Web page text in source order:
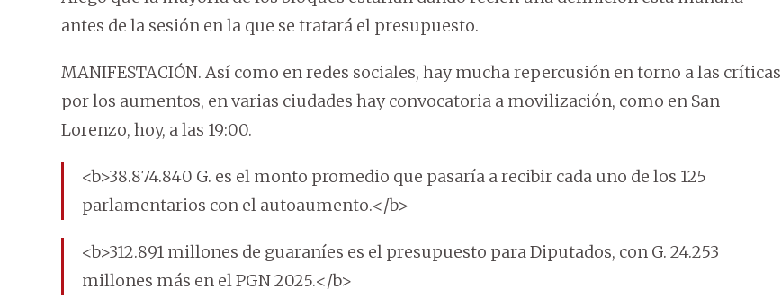
antes de la sesión en la que se tratará el presupuesto.
MANIFESTACIÓN. Así como en redes sociales, hay mucha repercusión en torno a las críticas
por los aumentos, en varias ciudades hay convocatoria a movilización, como en San
Lorenzo, hoy, a las 19:00.
<b>38.874.840 G. es el monto promedio que pasaría a recibir cada uno de los 125
parlamentarios con el autoaumento.</b>
<b>312.891 millones de guaraníes es el presupuesto para Diputados, con G. 24.253
millones más en el PGN 2025.</b>